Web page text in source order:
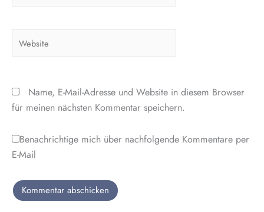
Name, E-Mail-Adresse und Website in diesem Browser
für meinen nächsten Kommentar speichern.
Benachrichtige mich über nachfolgende Kommentare per
E-Mail